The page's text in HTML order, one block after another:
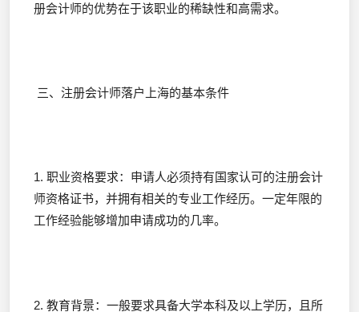
册会计师的优势在于该职业的稀缺性和高需求。
三、注册会计师落户上海的基本条件
1. 职业资格要求：申请人必须持有国家认可的注册会计
师资格证书，并拥有相关的专业工作经历。一定年限的
工作经验能够增加申请成功的几率。
2. 教育背景：一般要求具备大学本科及以上学历，且所